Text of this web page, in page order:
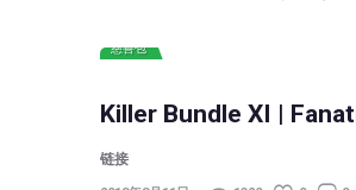
慈善包
Killer Bundle XI |
链接